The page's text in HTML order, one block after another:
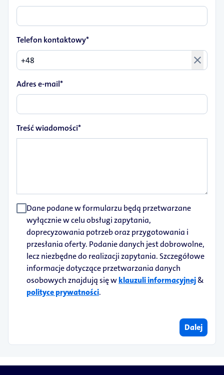
Telefon kontaktowy*
close
Adres e-mail*
Treść wiadomości*
Dane podane w formularzu będą przetwarzane
wyłącznie w celu obsługi zapytania,
doprecyzowania potrzeb oraz przygotowania i
przesłania oferty. Podanie danych jest dobrowolne,
lecz niezbędne do realizacji zapytania. Szczegółowe
informacje dotyczące przetwarzania danych
osobowych znajdują się wklauzuli informacyjnej&
polityce prywatności.
Dalej